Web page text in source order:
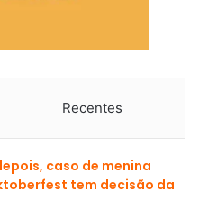
Recentes
caso de menina
tem decisão da